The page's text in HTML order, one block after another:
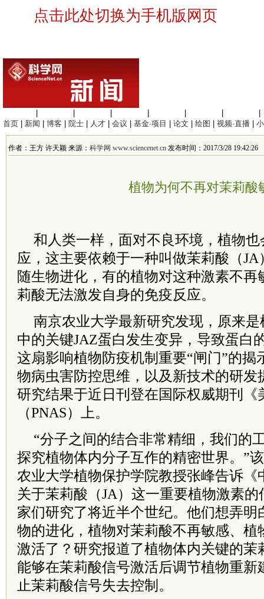
点击此处切换为手机版网页
首页
新闻 博客 院士 人才 会议 基金·项目 论文 绘图 视频·直播
作者：王方 许天颖 来源： 科学网 www.sciencenet.cn 发布时间：2017/3/28 19:42:26
植物为何不再对茉莉酸
和人类一样，面对不良环境，植物
应，这主要依赖于一种叫做茉莉酸（
随生物进化，有的植物对这种激素不再
莉酸无法激发自身的免疫反应。
南京农业大学最新研究发现，原来
中的关键JAZ蛋白发生变异，导致蛋白
这扇影响植物防疫机制重要“闸门”的揭
物病虫害防控思维，以及新技术的研发
研究结果于近日刊登在国际权威期刊《
（PNAS）上。
“分子之间的结合非常精细，我们的
探究植物体内分子互作的精密世界。”
农业大学植物保护学院教授张峰告诉《
关于茉莉酸（JA）这一重要植物激素
家们研究了将近半个世纪。他们想弄明
物的进化，植物对茉莉酸不再敏感、植
激活了？研究报道了植物体内关键的茉
能够在茉莉酸信号激活后调节植物重新
止茉莉酸信号失去控制。